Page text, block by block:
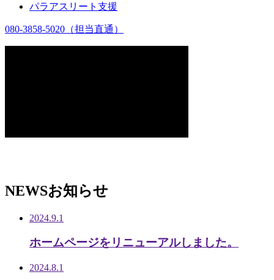
パラアスリート支援
080-3858-5020 （担当直通）
NEWSお知らせ
2024.9.1
ホームページをリニューアルしました。
2024.8.1